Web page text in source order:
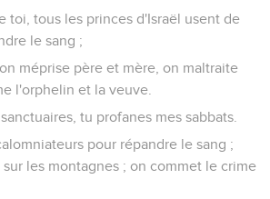
toi, tous les princes d'Israël usent de
le sang ;
méprise père et mère, on maltraite
l'orphelin et la veuve.
tu profanes mes sabbats.
pour répandre le sang ;
les montagnes ; on commet le crime